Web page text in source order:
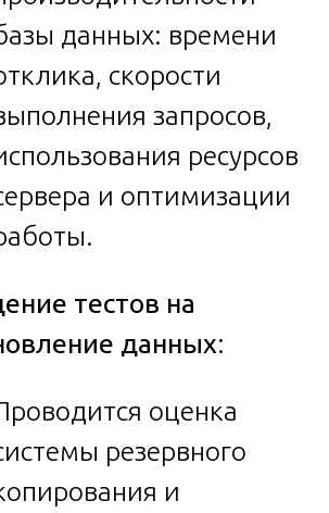
данных: времени
скорости
запросов,
ресурсов
и оптимизации
тестов на
данных:
оценка
резервного
и